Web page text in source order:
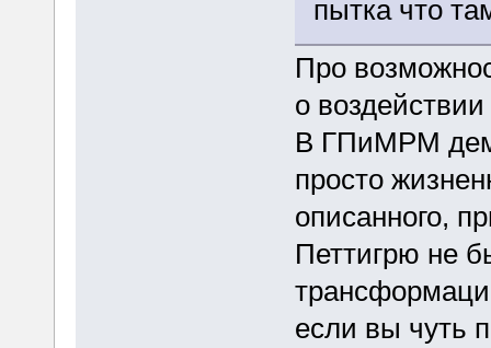
пытка что
Про
о
В ГПиМРМ
просто
описанного,
Петтигрю не
если вы чуть